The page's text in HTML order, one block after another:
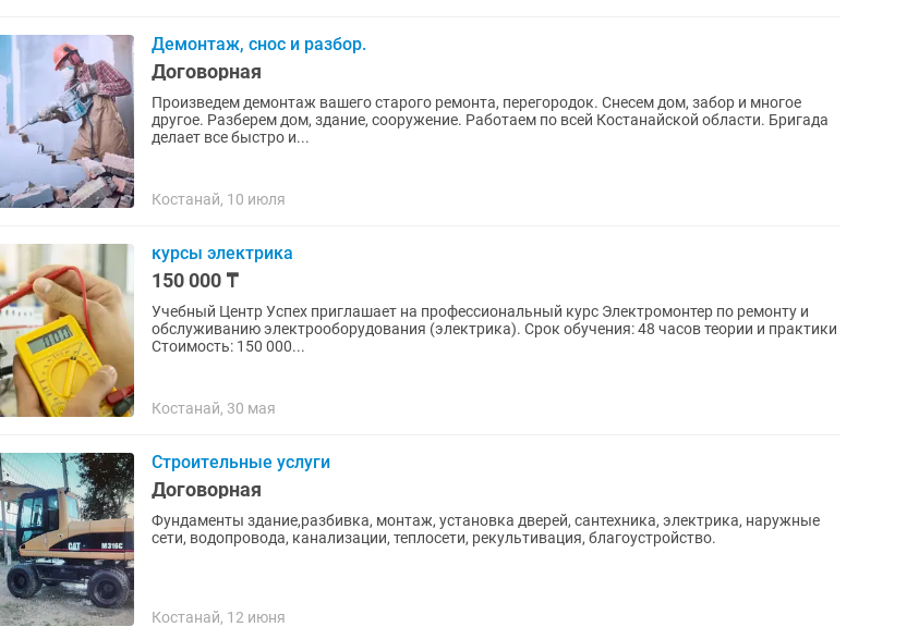
Демонтаж, снос и разбор.
Договорная
Произведем демонтаж вашего старого ремонта, перегородок. Снесем дом, забор и многое
другое. Разберем дом, здание, сооружение. Работаем по всей Костанайской области. Бригада
делает все быстро и...
Костанай, 10 июля
курсы электрика
150 000 ₸
Учебный Центр Успех приглашает на профессиональный курс Электромонтер по ремонту и
обслуживанию электрооборудования (электрика). Срок обучения: 48 часов теории и практики
Стоимость: 150 000...
Костанай, 30 мая
Строительные услуги
Договорная
Фундаменты здание,разбивка, монтаж, установка дверей, сантехника, электрика, наружные
сети, водопровода, канализации, теплосети, рекультивация, благоустройство.
Костанай, 12 июня